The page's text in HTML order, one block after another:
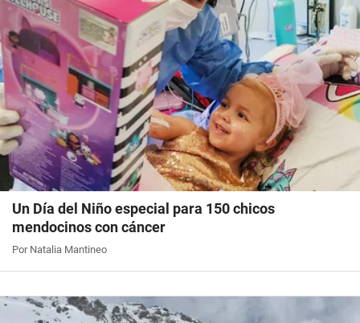
Un Día del Niño especial para 150 chicos
mendocinos con cáncer
Por Natalia Mantineo